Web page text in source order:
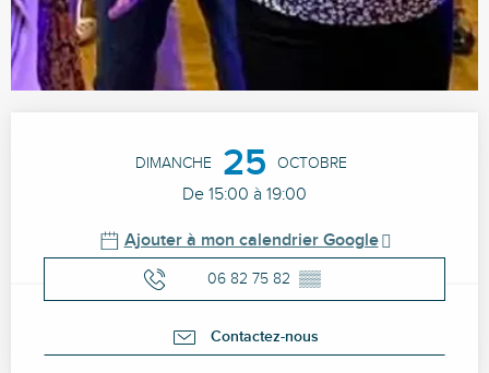
DIMANCHE 25 OCTOBRE
De 15:00 à 19:00
Ajouter à mon calendrier Google
06 82 75 82 ▒▒
Contactez-nous